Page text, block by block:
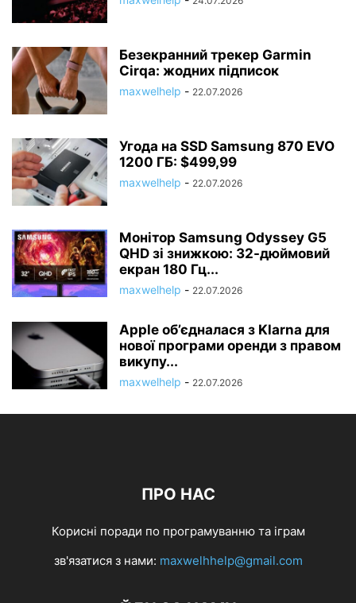
Безекранний трекер Garmin
Cirqa: жодних підписок
maxwelhelp - 22.07.2026
Угода на SSD Samsung 870 EVO
1200 ГБ: $499,99
maxwelhelp - 22.07.2026
Монітор Samsung Odyssey G5
QHD зі знижкою: 32-дюймовий
екран 180 Гц...
maxwelhelp - 22.07.2026
Apple об’єдналася з Klarna для
нової програми оренди з правом
викупу...
maxwelhelp - 22.07.2026
ПРО НАС
Корисні поради по програмуванню та іграм
зв'язатися з нами: maxwelhhelp@gmail.com